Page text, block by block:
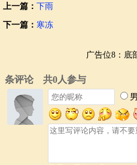
上一篇： 下雨
下一篇： 寒冻
广告位8：底